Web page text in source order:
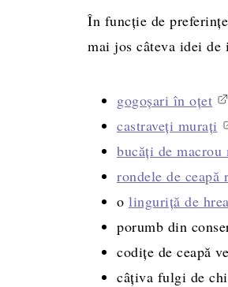
În funcție de
mai jos câteva idei de
gogoșari în oțet
castraveți murați
bucăți de macrou
rondele de ceapă
o linguriță de
porumb din
codițe de ceapă
câțiva fulgi de